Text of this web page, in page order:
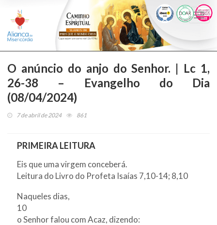
O anúncio do anjo do Senhor. | Lc 1,
26-38 – Evangelho do Dia
(08/04/2024)
7 de abril de 2024 861
PRIMEIRA LEITURA
Eis que uma virgem conceberá.
Leitura do Livro do Profeta Isaías 7,10-14; 8,10
Naqueles dias,
10
o Senhor falou com Acaz, dizendo: